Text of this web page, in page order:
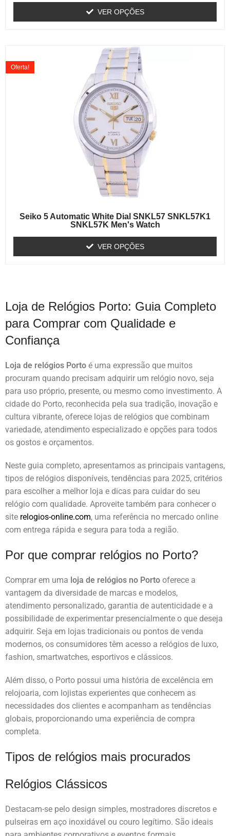
VER OPÇÕES
Seiko 5 Automatic White Dial SNKL57 SNKL57K1
SNKL57K Men's Watch
Oferta!
VER OPÇÕES
Loja de Relógios Porto: Guia Completo
para Comprar com Qualidade e
Confiança
Loja de relógios Porto é uma expressão que muitos
procuram quando precisam adquirir um relógio novo, seja
para uso próprio, presente, ou mesmo como investimento. A
cidade do Porto, reconhecida pela sua tradição, inovação e
cultura vibrante, oferece lojas de relógios que combinam
variedade, atendimento especializado e opções para todos
os gostos e orçamentos.
Neste guia completo, apresentamos as principais vantagens,
tipos de relógios disponíveis, tendências para 2025, critérios
para escolher a melhor loja e dicas para cuidar do seu
relógio com qualidade. Aproveite também para conhecer o
site relogios-online.com, uma referência no mercado online
com entrega rápida e segura para toda a região.
Por que comprar relógios no Porto?
Comprar em uma loja de relógios no Porto oferece a
vantagem da diversidade de marcas e modelos,
atendimento personalizado, garantia de autenticidade e a
possibilidade de experimentar presencialmente o que deseja
adquirir. Seja em lojas tradicionais ou pontos de venda
modernos, os consumidores têm acesso a relógios de luxo,
fashion, smartwatches, esportivos e clássicos.
Além disso, o Porto possui uma história de excelência em
relojoaria, com lojistas experientes que conhecem as
necessidades dos clientes e acompanham as tendências
globais, proporcionando uma experiência de compra
completa.
Tipos de relógios mais procurados
Relógios Clássicos
Destacam-se pelo design simples, mostradores discretos e
pulseiras em aço inoxidável ou couro legítimo. São ideais